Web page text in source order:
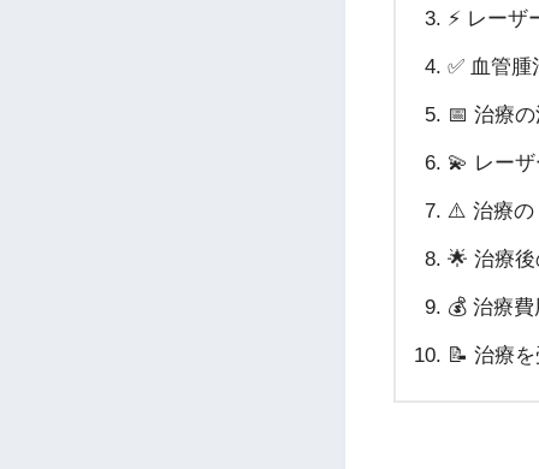
⚡ レー
✅ 血管
📅 治療
💫 レー
⚠️ 治療の
🌟 治療
💰 治療
📝 治療